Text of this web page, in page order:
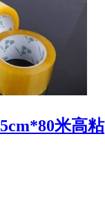
米高粘